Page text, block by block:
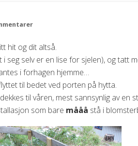
hit og dit altså.
seg selv er en lise for sjelen), og tatt
i forhagen hjemme…
til bedet ved porten på hytta.
til våren, mest sannsynlig av en
som bare mååå stå i